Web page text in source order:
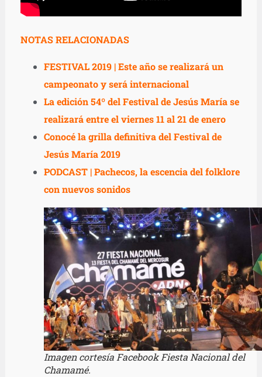
NOTAS RELACIONADAS
FESTIVAL 2019 | Este año se realizará un
campeonato y será internacional
La edición 54º del Festival de Jesús María se
realizará entre el viernes 11 al 21 de enero
Conocé la grilla definitiva del Festival de
Jesús María 2019
PODCAST | Pachecos, la escencia del folklore
con nuevos sonidos
Imagen cortesía Facebook Fiesta Nacional del
Chamamé.